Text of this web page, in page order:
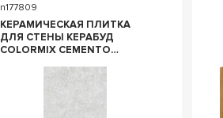
n177809
КЕРАМИЧЕСКАЯ ПЛИТКА
ДЛЯ СТЕНЫ КЕРАБУД
COLORMIX CEMENTO